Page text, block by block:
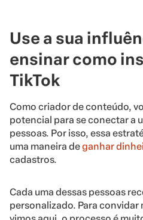
Use a sua
ensinar como
TikTok
Como criador de conteúdo,
potencial para se conectar a
pessoas. Por isso, essa
uma maneira deganhar
cadastros.
Cada uma dessas pessoas
personalizado. Para convidar